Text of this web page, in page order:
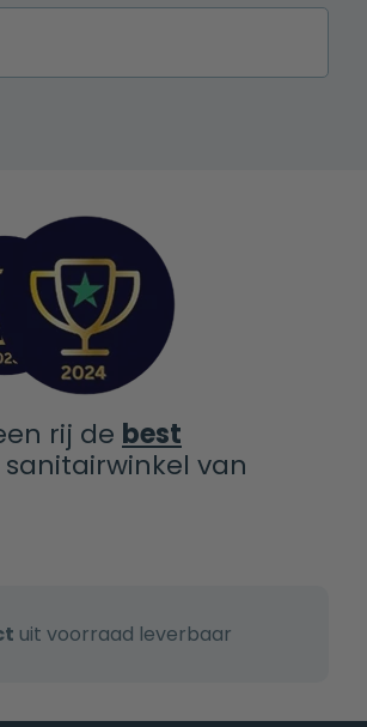
rij de best
sanitairwinkel van
uit voorraad leverbaar